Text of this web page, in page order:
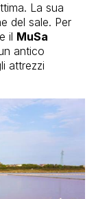
La sua
del sale. Per
il MuSa
antico
attrezzi